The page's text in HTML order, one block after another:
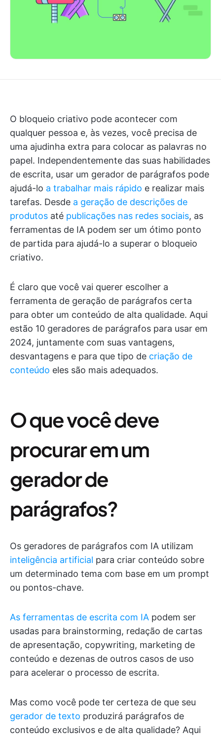
O bloqueio criativo pode acontecer com
qualquer pessoa e, às vezes, você precisa de
uma ajudinha extra para colocar as palavras no
papel. Independentemente das suas habilidades
de escrita, usar um gerador de parágrafos pode
ajudá-lo a trabalhar mais rápido e realizar mais
tarefas. Desde a geração de descrições de
produtos até publicações nas redes sociais, as
ferramentas de IA podem ser um ótimo ponto
de partida para ajudá-lo a superar o bloqueio
criativo.
É claro que você vai querer escolher a
ferramenta de geração de parágrafos certa
para obter um conteúdo de alta qualidade. Aqui
estão 10 geradores de parágrafos para usar em
2024, juntamente com suas vantagens,
desvantagens e para que tipo de criação de
conteúdo eles são mais adequados.
O que você deve
procurar em um
gerador de
parágrafos?
Os geradores de parágrafos com IA utilizam
inteligência artificial para criar conteúdo sobre
um determinado tema com base em um prompt
ou pontos-chave.
As ferramentas de escrita com IA podem ser
usadas para brainstorming, redação de cartas
de apresentação, copywriting, marketing de
conteúdo e dezenas de outros casos de uso
para acelerar o processo de escrita.
Mas como você pode ter certeza de que seu
gerador de texto produzirá parágrafos de
conteúdo exclusivos e de alta qualidade? Aqui